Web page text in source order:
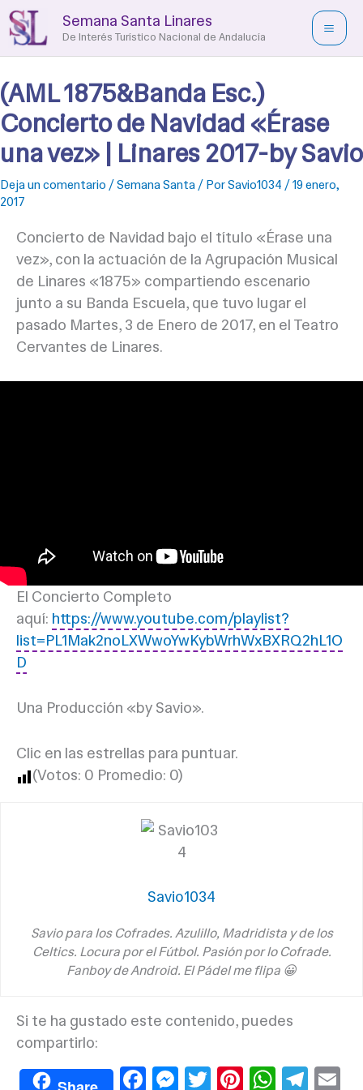
al
contenido
Semana Santa Linares
De Interés Turístico Nacional de Andalucía
(AML 1875&Banda Esc.)
Concierto de Navidad «Érase
una vez» | Linares 2017-by Savio
Deja un comentario /Semana Santa/ PorSavio1034 /19 enero,
2017
Concierto de Navidad bajo el título «Érase una
vez», con la actuación de la Agrupación Musical
de Linares «1875» compartiendo escenario
junto a su Banda Escuela, que tuvo lugar el
pasado Martes, 3 de Enero de 2017, en el Teatro
Cervantes de Linares.
El Concierto Completo
aquí: https://www.youtube.com/playlist?
list=PL1Mak2noLXWwoYwKybWrhWxBXRQ2hL1O
D
Una Producción «by Savio».
Clic en las estrellas para puntuar.
(Votos: 0 Promedio: 0)
Savio1034
Savio para los Cofrades. Azulillo, Madridista y de los
Celtics. Locura por el Fútbol. Pasión por lo Cofrade.
Fanboy de Android. El Pádel me flipa 😀
Si te ha gustado este contenido, puedes
compartirlo:
F M T Pi W T